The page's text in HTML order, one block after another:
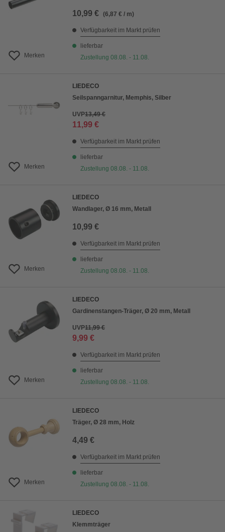
Merken
10,99 € (6,87 € / m)
Verfügbarkeit im Markt prüfen
lieferbar
Zustellung 08.08. - 11.08.
Merken
LIEDECO
Seilspanngarnitur, Memphis, Silber
UVP13,49 €
11,99 €
Verfügbarkeit im Markt prüfen
lieferbar
Zustellung 08.08. - 11.08.
Merken
LIEDECO
Wandlager, Ø 16 mm, Metall
10,99 €
Verfügbarkeit im Markt prüfen
lieferbar
Zustellung 08.08. - 11.08.
Merken
LIEDECO
Gardinenstangen-Träger, Ø 20 mm, Metall
UVP11,99 €
9,99 €
Verfügbarkeit im Markt prüfen
lieferbar
Zustellung 08.08. - 11.08.
Merken
LIEDECO
Träger, Ø 28 mm, Holz
4,49 €
Verfügbarkeit im Markt prüfen
lieferbar
Zustellung 08.08. - 11.08.
LIEDECO
Klemmträger